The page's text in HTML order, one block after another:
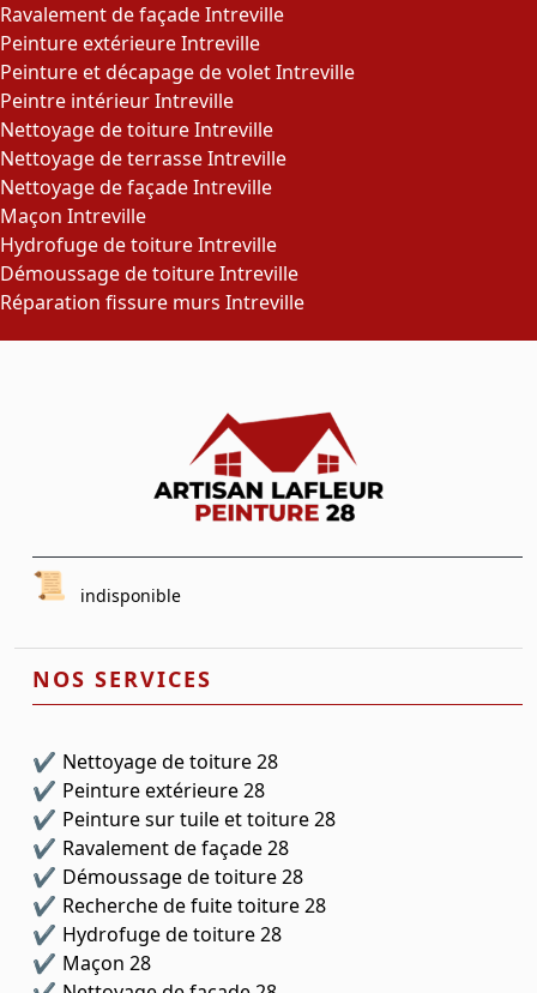
Ravalement de façade Intreville
Peinture extérieure Intreville
Peinture et décapage de volet Intreville
Peintre intérieur Intreville
Nettoyage de toiture Intreville
Nettoyage de terrasse Intreville
Nettoyage de façade Intreville
Maçon Intreville
Hydrofuge de toiture Intreville
Démoussage de toiture Intreville
Réparation fissure murs Intreville
indisponible
NOS SERVICES
Nettoyage de toiture 28
Peinture extérieure 28
Peinture sur tuile et toiture 28
Ravalement de façade 28
Démoussage de toiture 28
Recherche de fuite toiture 28
Hydrofuge de toiture 28
Maçon 28